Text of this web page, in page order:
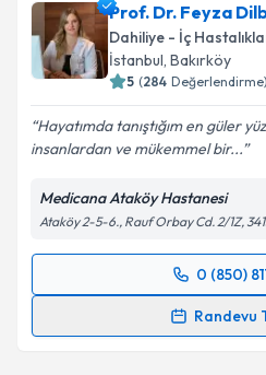
randevu almanız için bir
posta ile bilgilendireceğiz.
E-posta Adresiniz
Metni'ni okudum ve
kapsamda işlenmesini
Takvim
Prof. Dr. Feyza
Dahiliye - İç
İstanbul, Bakırköy
5 (284 Değerlendirme)
Hayatımda tanıştığım en güler
insanlardan ve mükemmel bir...
Medicana Ataköy Hastanesi
Ataköy 2-5-6., Rauf Orbay Cd. 2/1Z,
0 (850)
Randevu
Randevu Takvimi